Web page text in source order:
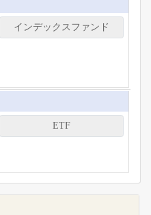
インデックスファンド
ETF